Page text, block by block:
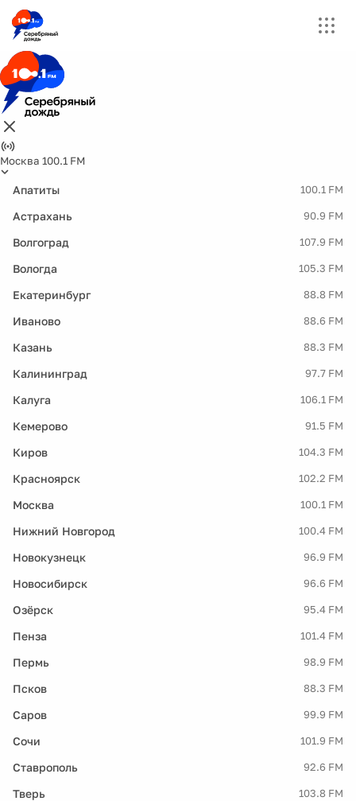
Москва 100.1 FM
Апатиты 100.1 FM
Астрахань 90.9 FM
Волгоград 107.9 FM
Вологда 105.3 FM
Екатеринбург 88.8 FM
Иваново 88.6 FM
Казань 88.3 FM
Калининград 97.7 FM
Калуга 106.1 FM
Кемерово 91.5 FM
Киров 104.3 FM
Красноярск 102.2 FM
Москва 100.1 FM
Нижний Новгород 100.4 FM
Новокузнецк 96.9 FM
Новосибирск 96.6 FM
Озёрск 95.4 FM
Пенза 101.4 FM
Пермь 98.9 FM
Псков 88.3 FM
Саров 99.9 FM
Сочи 101.9 FM
Ставрополь 92.6 FM
Тверь 103.8 FM